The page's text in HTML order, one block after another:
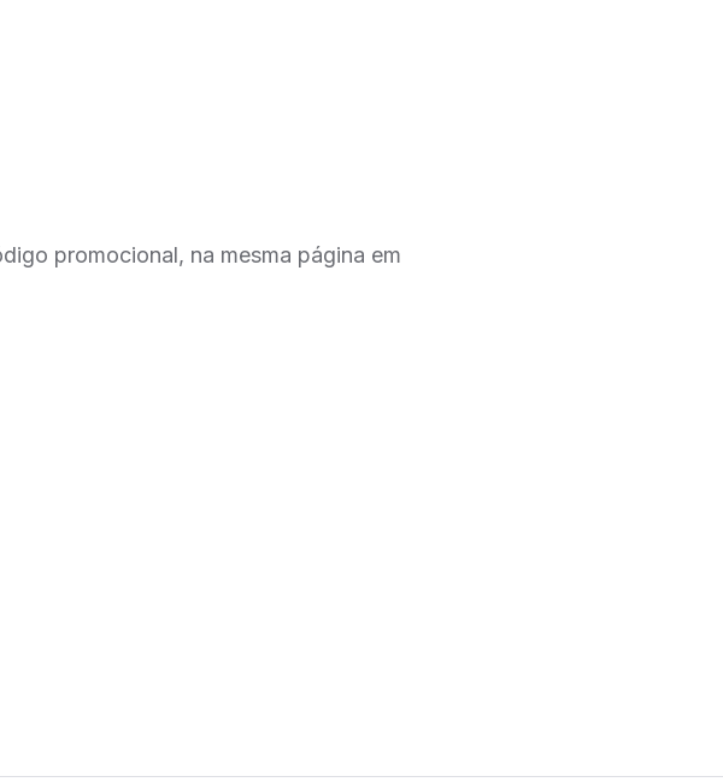
promocional, na mesma página em